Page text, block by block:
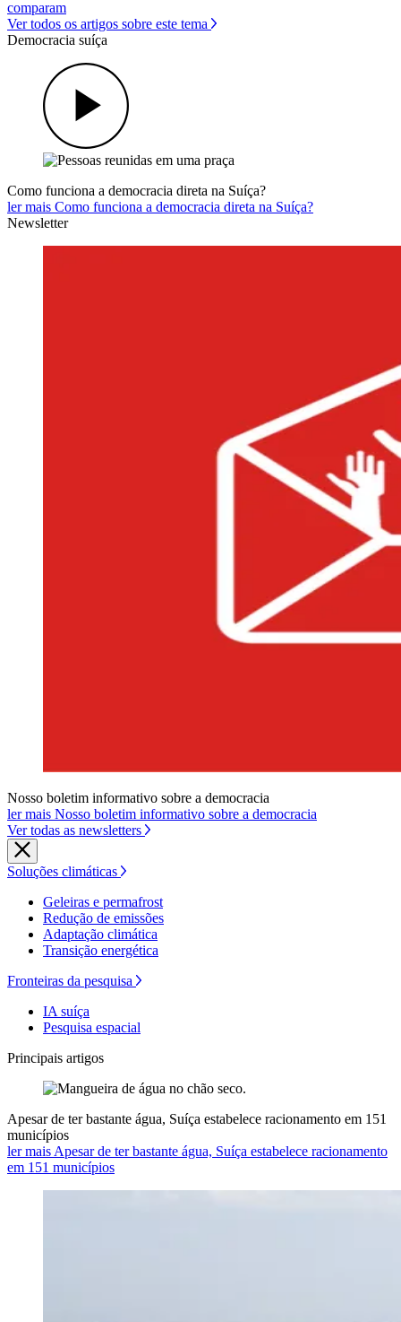
comparam
Ver todos os artigos sobre este tema
Democracia suíça
Como funciona a democracia direta na Suíça?
ler mais Como funciona a democracia direta na Suíça?
Newsletter
Nosso boletim informativo sobre a democracia
ler mais Nosso boletim informativo sobre a democracia
Ver todas as newsletters
Soluções climáticas
Geleiras e permafrost
Redução de emissões
Adaptação climática
Transição energética
Fronteiras da pesquisa
IA suíça
Pesquisa espacial
Principais artigos
Apesar de ter bastante água, Suíça estabelece racionamento em 151
municípios
ler mais Apesar de ter bastante água, Suíça estabelece racionamento
em 151 municípios